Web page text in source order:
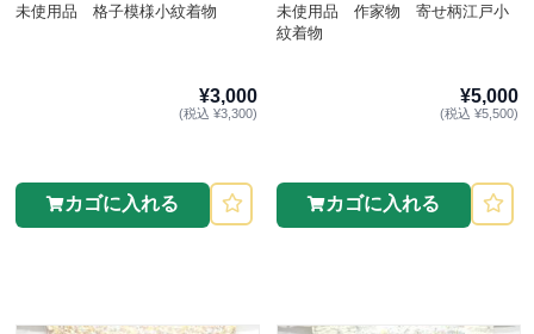
未使用品 格子模様小紋着物
¥3,000
(税込 ¥3,300)
カゴに入れる
未使用品 作家物 寄せ柄江戸小
紋着物
¥5,000
(税込 ¥5,500)
カゴに入れる